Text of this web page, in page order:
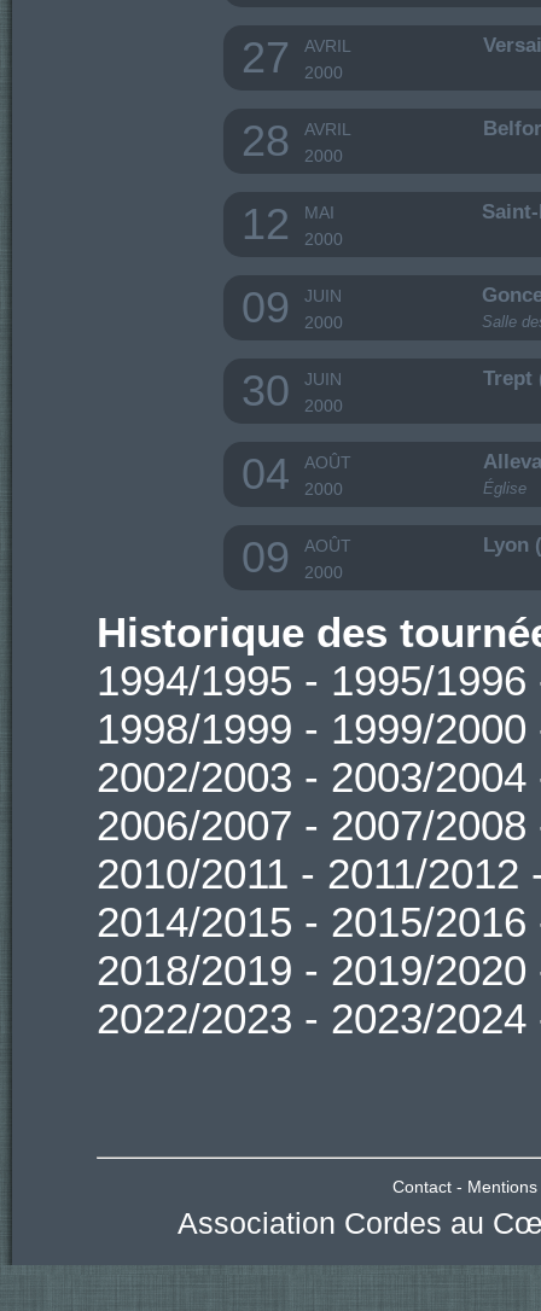
27 AVRIL
2000
28 AVRIL
2000
12 MAI
2000
09 JUIN
2000 Salle
30 JUIN Trept
2000
04 AOÛT
2000 Église
09 AOÛT Lyon
2000
Historique des
1994/1995 - 1995/1996
1998/1999 - 1999/2000
2002/2003 - 2003/2004
2006/2007 - 2007/2008
2010/2011 - 2011/2012
2014/2015 - 2015/2016
2018/2019 - 2019/2020
2022/2023 - 2023/2024
Contact -
Association Cordes au